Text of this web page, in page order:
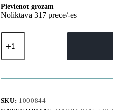
Pievienot grozam
Noliktavā 317 prece/-es
Izopropilspirts
Izopropanols
I-
99,9%
daudzums
SKU: 1000844